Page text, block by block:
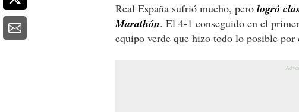
Real España sufrió mucho, pero logró
Marathón. El 4-1 conseguido en el
equipo verde que hizo todo lo posible por